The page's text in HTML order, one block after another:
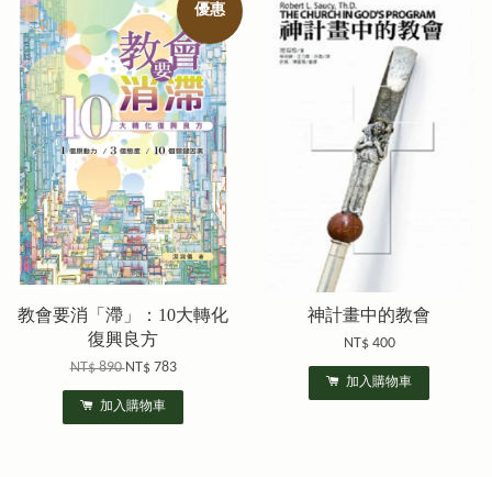
優惠
教會要消「滯」：10大轉化
復興良方
NT$ 890NT$ 783
加入購物車
神計畫中的教會
NT$ 400
加入購物車